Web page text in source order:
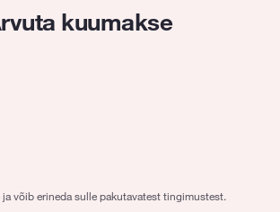
kuumakse
võib erineda sulle pakutavatest tingimustest.